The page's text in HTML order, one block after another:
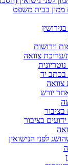
משפט